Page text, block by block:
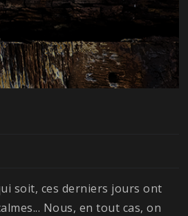
soit, ces derniers jours ont
Nous, en tout cas, on